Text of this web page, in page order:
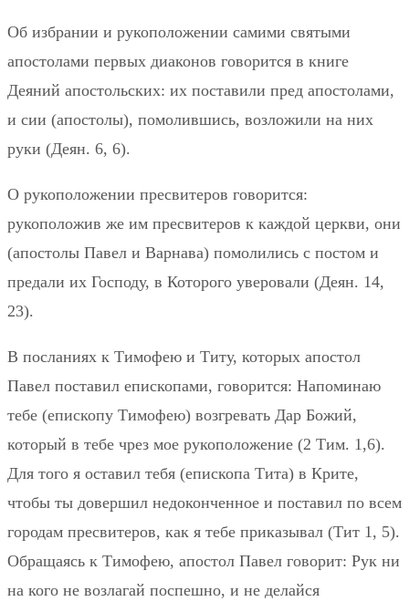
Об избрании и рукоположении самими святыми
апостолами первых диаконов говорится в книге
Деяний апостольских: их поставили пред апостолами,
и сии (апостолы), помолившись, возложили на них
руки (Деян. 6, 6).
О рукоположении пресвитеров говорится:
рукоположив же им пресвитеров к каждой церкви, они
(апостолы Павел и Варнава) помолились с постом и
предали их Господу, в Которого уверовали (Деян. 14,
23).
В посланиях к Тимофею и Титу, которых апостол
Павел поставил епископами, говорится: Напоминаю
тебе (епископу Тимофею) возгревать Дар Божий,
который в тебе чрез мое рукоположение (2 Тим. 1,6).
Для того я оставил тебя (епископа Тита) в Крите,
чтобы ты довершил недоконченное и поставил по всем
городам пресвитеров, как я тебе приказывал (Тит 1, 5).
Обращаясь к Тимофею, апостол Павел говорит: Рук ни
на кого не возлагай поспешно, и не делайся